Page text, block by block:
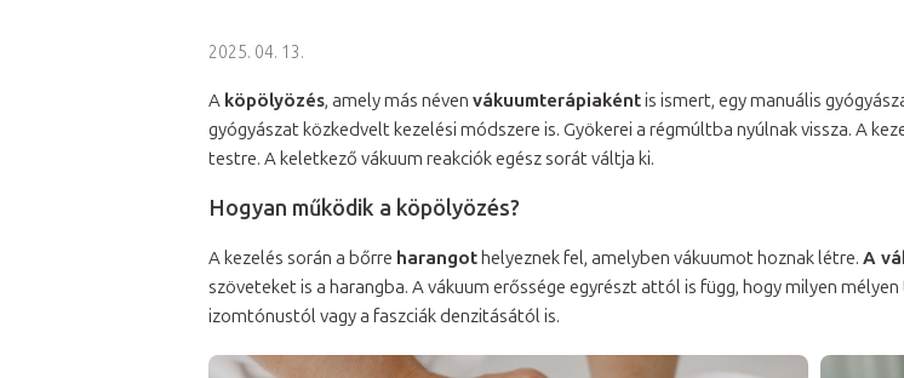
2025. 04. 13.
A köpölyözés, amely más néven vákuumterápiakéntis ismert, egy manuális
gyógyászat közkedvelt kezelési módszere is. Gyökerei a régmúltba nyúlnak vissza. A
testre. A keletkező vákuum reakciók egész sorát váltja ki.
Hogyan működik a köpölyözés?
A kezelés során a bőrre harangot helyeznek fel, amelyben vákuumot hoznak létre. A
szöveteket is a harangba. A vákuum erőssége egyrészt attól is függ, hogy milyen
izomtónustól vagy a faszciák denzitásától is.